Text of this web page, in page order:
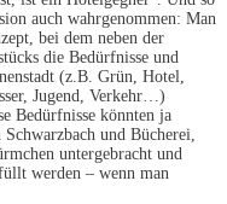
auch wahrgenommen: Man
bei dem neben der
die Bedürfnisse und
(z.B. Grün, Hotel,
Jugend, Verkehr…)
Bedürfnisse könnten ja
und Bücherei,
untergebracht und
werden – wenn man